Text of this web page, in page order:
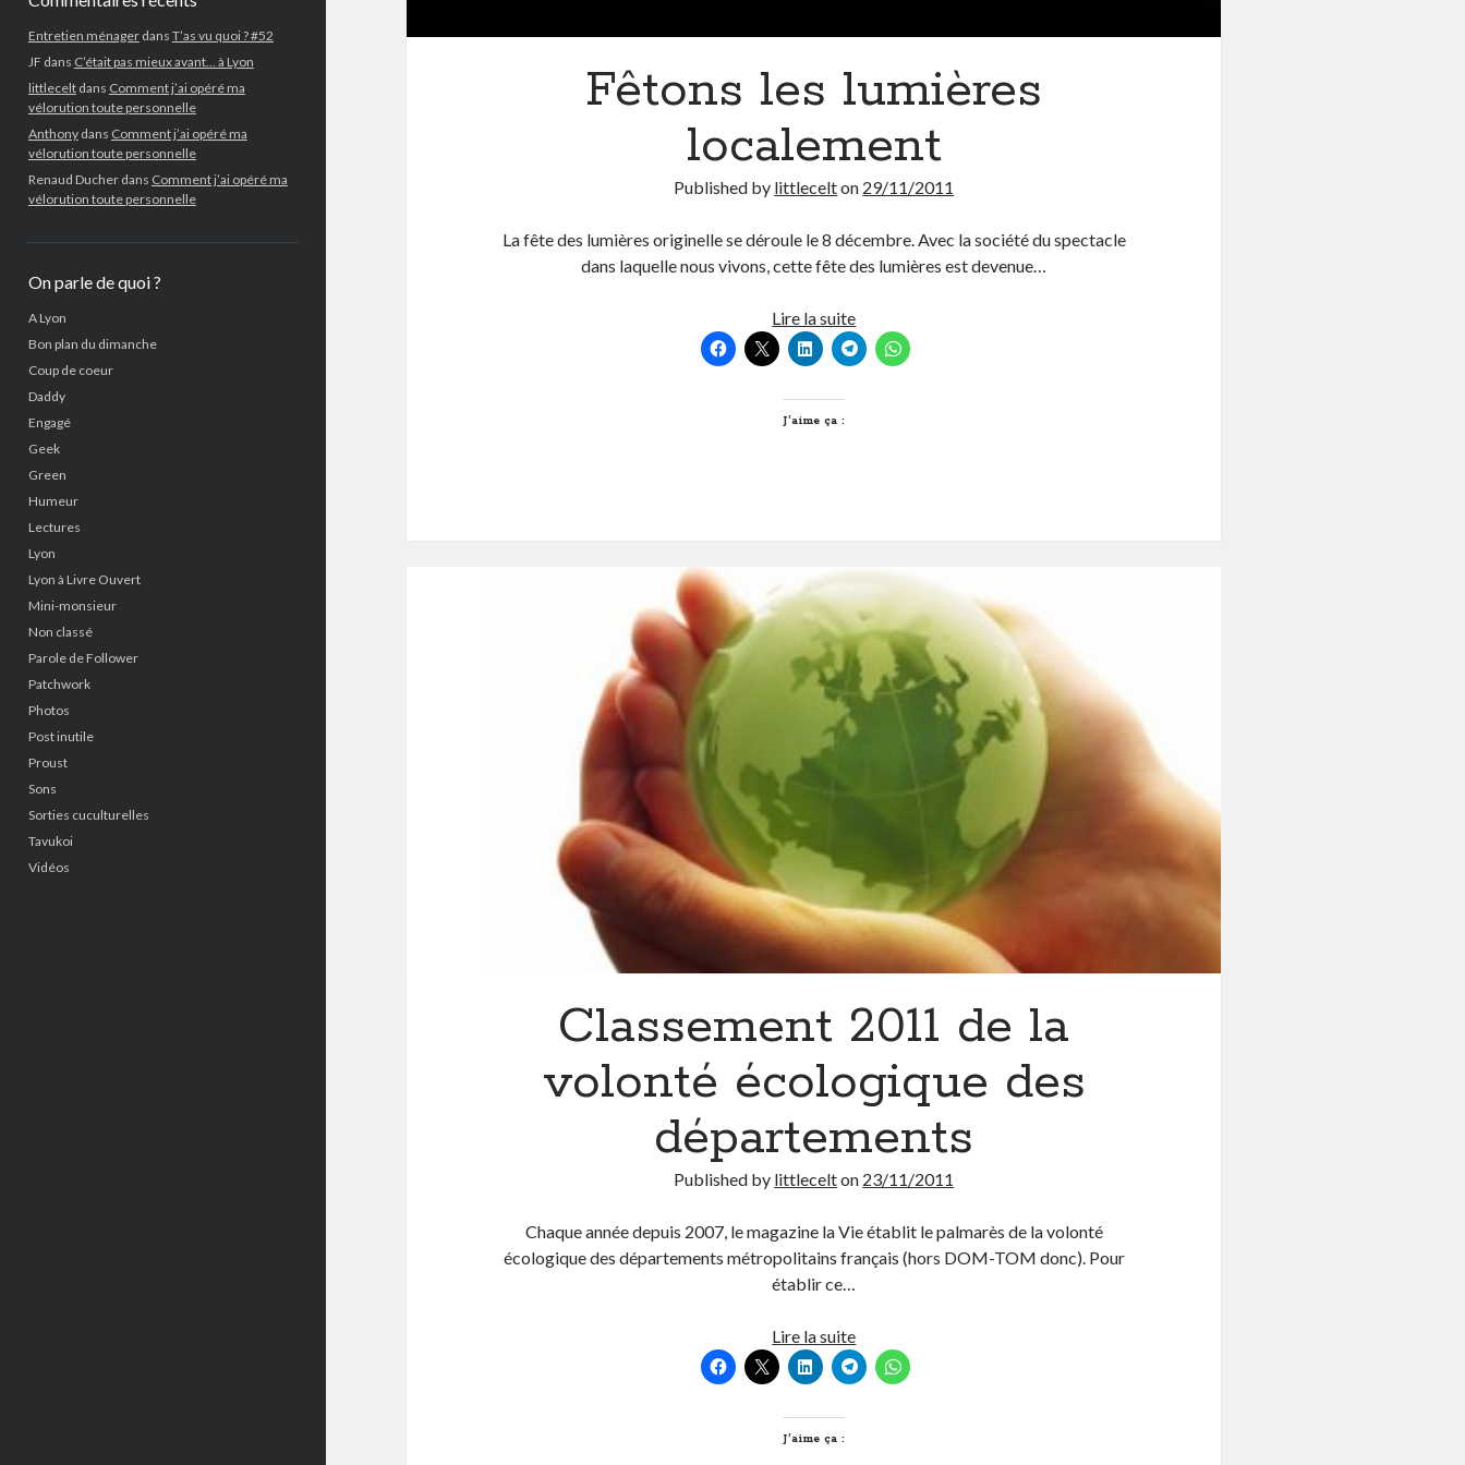
Entretien ménagerdans T’as vu quoi ? #52
JF dans C’était pas mieux avant… à Lyon
littleceltdans Comment j’ai opéré ma
vélorution toute personnelle
Anthonydans Comment j’ai opéré ma
vélorution toute personnelle
Renaud Ducherdans Comment j’ai opéré ma
vélorution toute personnelle
On parle de quoi ?
A Lyon
Bon plan du dimanche
Coup de coeur
Daddy
Engagé
Geek
Green
Humeur
Lectures
Lyon
Lyon à Livre Ouvert
Mini-monsieur
Non classé
Parole de Follower
Patchwork
Photos
Post inutile
Proust
Sons
Sorties cuculturelles
Tavukoi
Vidéos
Fêtons les lumières
localement
Published by littlecelton 29/11/2011
La fête des lumières originelle se déroule le 8 décembre. Avec la société du spectacle
dans laquelle nous vivons, cette fête des lumières est devenue…
Lire la suiteFêtons
les
lumières
J’aime ça :
Classement 2011 de la
volonté écologique des
départements
Published by littlecelton 23/11/2011
Chaque année depuis 2007, le magazine la Vie établit le palmarès de la volonté
écologique des départements métropolitains français (hors DOM-TOM donc). Pour
établir ce…
Lire la suiteClassement
2011
de
J’aime ça :